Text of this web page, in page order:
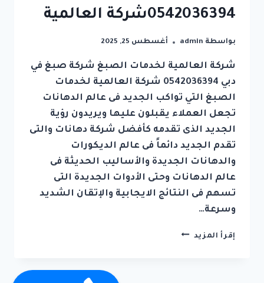
0542036394شركة العالمية
بواسطة admin أغسطس 25, 2025
شركة العالمية لخدمات الصبغ شركة صبغ في
دبي 0542036394 شركة العالمية لخدمات
الصبغ التي تواكب الجديد فى عالم الدهانات
تجعل العملاء يقبلون عليها ويريدون رؤية
الجديد الذى تقدمه كأفضل شركة دهانات والتى
تقدم الجديد دائماً فى عالم الديكورات
والدهانات الجديدة والأساليب الحديثة فى
عالم الدهانات وحتى الأدوات الجديدة التى
تسهم فى النتائج الايجابية والإتقان الشديد
وسرعة…
إقرأ المزيد شركة